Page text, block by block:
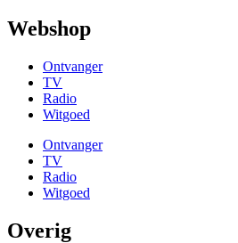
Webshop
Ontvanger
TV
Radio
Witgoed
Ontvanger
TV
Radio
Witgoed
Overig